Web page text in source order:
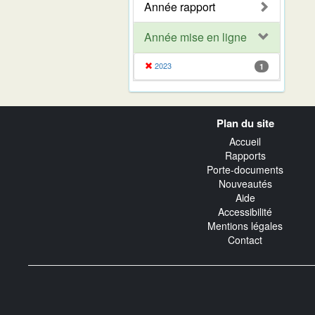
Année rapport
Année mise en ligne
2023 1
Plan du site
Accueil
Rapports
Porte-documents
Nouveautés
Aide
Accessibilité
Mentions légales
Contact